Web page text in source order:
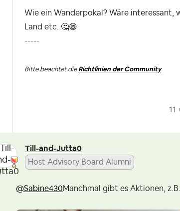
Wie ein Wanderpokal? Wäre interessant,
Land etc. 🤔😁
-----
Bitte beachtet die Richtlinien der Community
Till-and-Jutta0
Host Advisory Board Alumni
@Sabine430Manchmal gibt es Aktionen,